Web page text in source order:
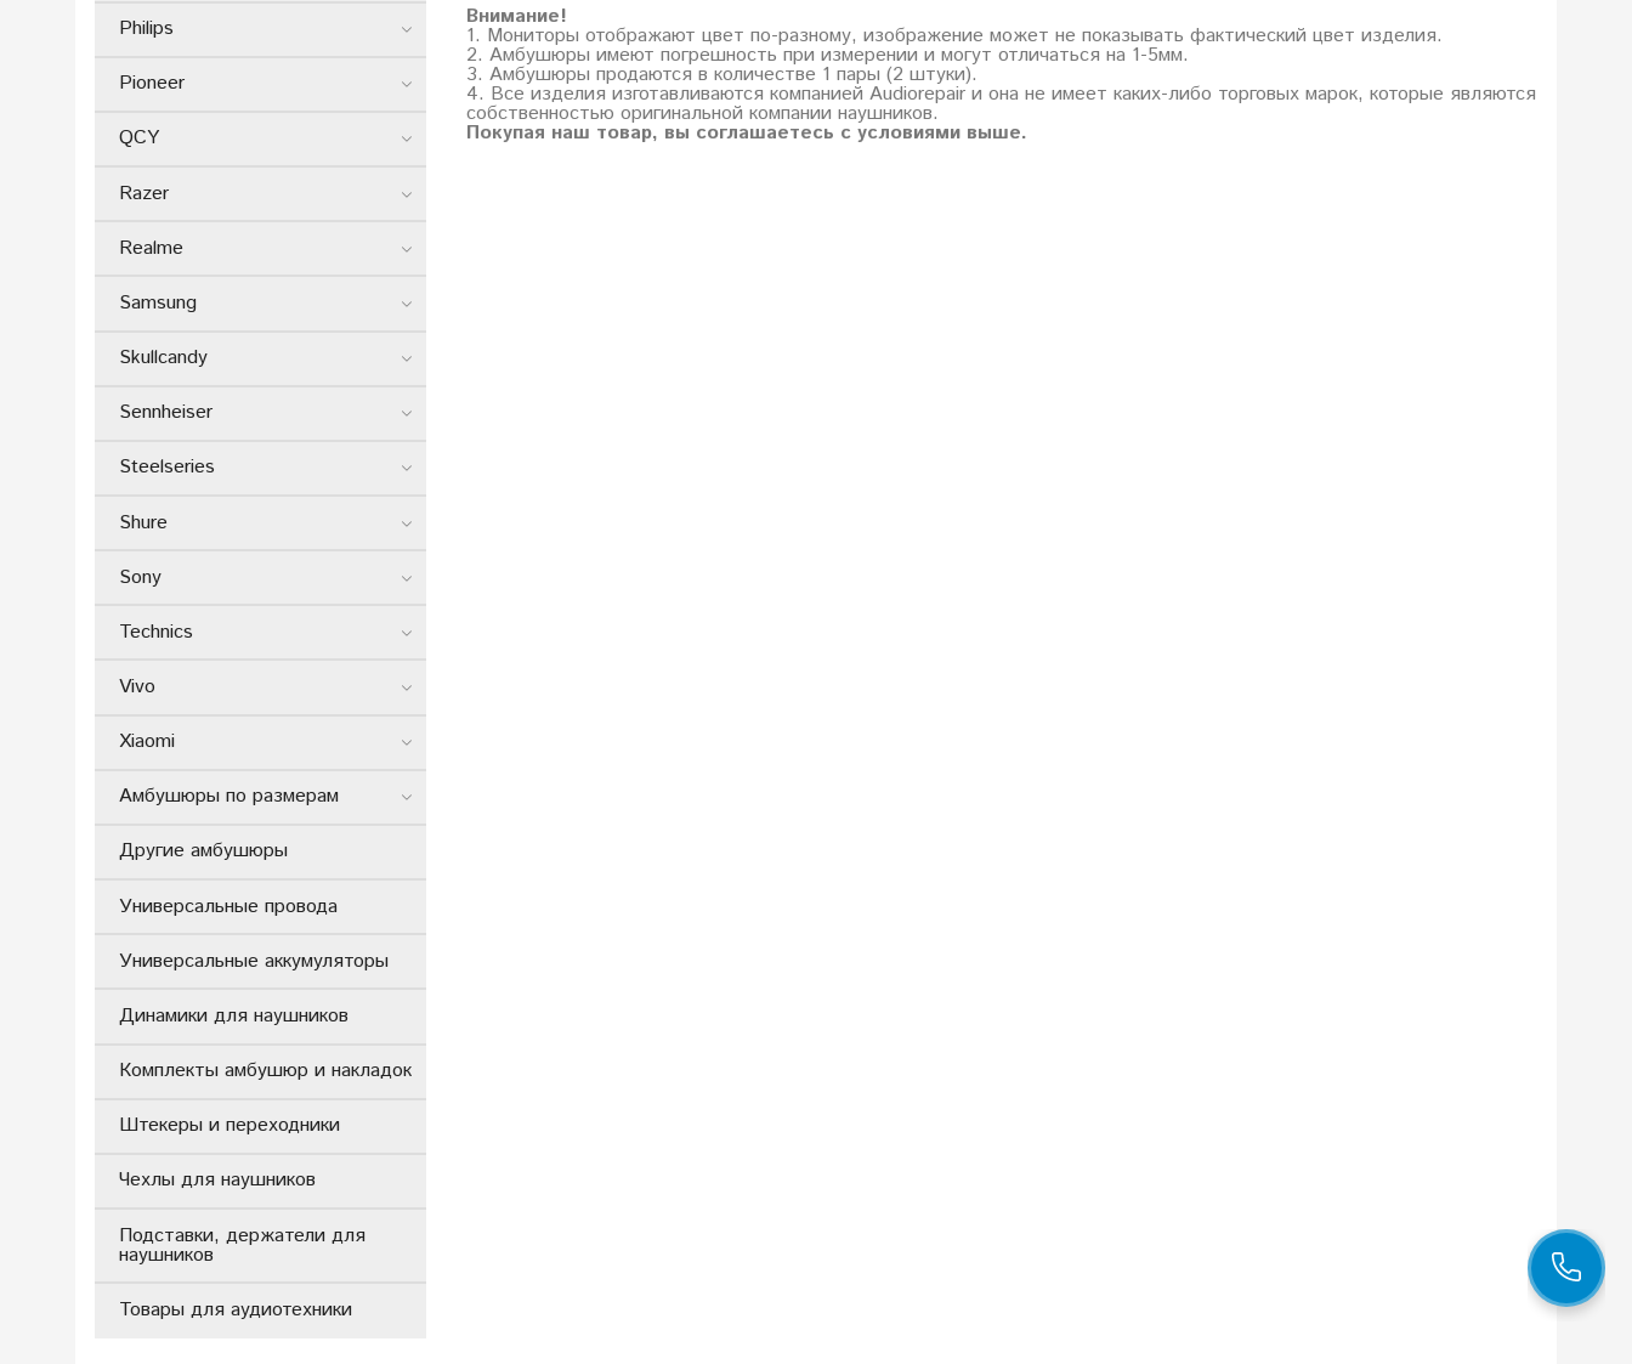
Внимание!
1. Мониторы отображают цвет по-разному, изображение может не показывать фактический цвет изделия.
2. Амбушюры имеют погрешность при измерении и могут отличаться на 1-5мм.
3. Амбушюры продаются в количестве 1 пары (2 штуки).
4. Все изделия изготавливаются компанией Audiorepair и она не имеет каких-либо торговых марок, которые являются
собственностью оригинальной компании наушников.
Покупая наш товар, вы соглашаетесь с условиями выше.
Philips
Pioneer
QCY
Razer
Realme
Samsung
Skullcandy
Sennheiser
Steelseries
Shure
Sony
Technics
Vivo
Xiaomi
Амбушюры по размерам
Другие амбушюры
Универсальные провода
Универсальные аккумуляторы
Динамики для наушников
Комплекты амбушюр и накладок
Штекеры и переходники
Чехлы для наушников
Подставки, держатели для
наушников
Товары для аудиотехники